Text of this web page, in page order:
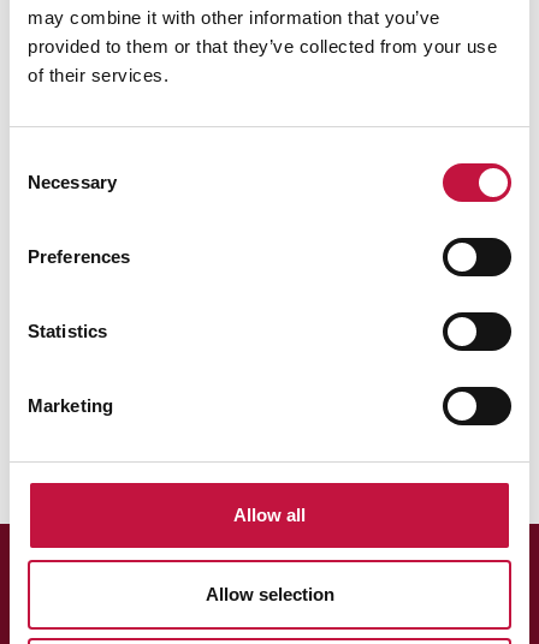
may combine it with other information that you’ve
provided to them or that they’ve collected from your use
of their services.
Selection
Necessary
Preferences
Statistics
Marketing
Allow all
Allow selection